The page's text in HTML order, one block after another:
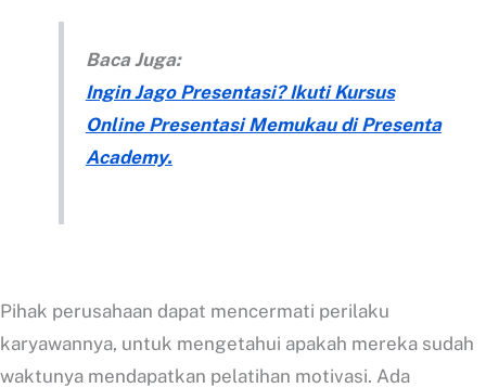
Baca Juga:
Ingin Jago Presentasi? Ikuti Kursus
Online Presentasi Memukau di Presenta
Academy.
Pihak perusahaan dapat mencermati perilaku
karyawannya, untuk mengetahui apakah mereka sudah
waktunya mendapatkan pelatihan motivasi. Ada